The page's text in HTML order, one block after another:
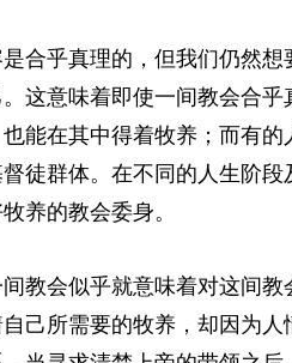
合乎真理的，但我们仍然
这意味着即使一间教会合
能在其中得着牧养；而有
徒群体。在不同的人生阶
养的教会委身。
教会似乎就意味着对这间
己所需要的牧养，却因为